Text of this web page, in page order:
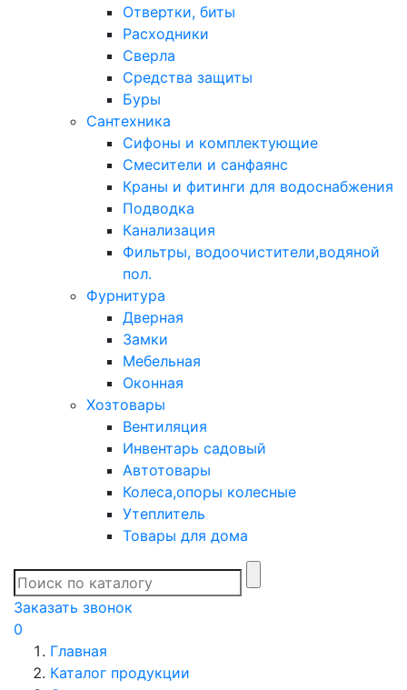
Отвертки, биты
Расходники
Сверла
Средства защиты
Буры
Сантехника
Сифоны и комплектующие
Смесители и санфаянс
Краны и фитинги для водоснабжения
Подводка
Канализация
Фильтры, водоочистители,водяной
пол.
Фурнитура
Дверная
Замки
Мебельная
Оконная
Хозтовары
Вентиляция
Инвентарь садовый
Автотовары
Колеса,опоры колесные
Утеплитель
Товары для дома
Заказать звонок
0
Главная
Каталог продукции